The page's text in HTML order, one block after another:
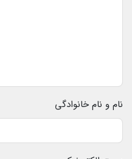
نام و نام خانوادگی